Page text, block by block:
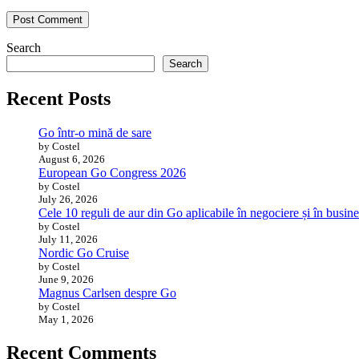
Search
Search
Recent Posts
Go într-o mină de sare
by Costel
August 6, 2026
European Go Congress 2026
by Costel
July 26, 2026
Cele 10 reguli de aur din Go aplicabile în negociere și în
by Costel
July 11, 2026
Nordic Go Cruise
by Costel
June 9, 2026
Magnus Carlsen despre Go
by Costel
May 1, 2026
Recent Comments